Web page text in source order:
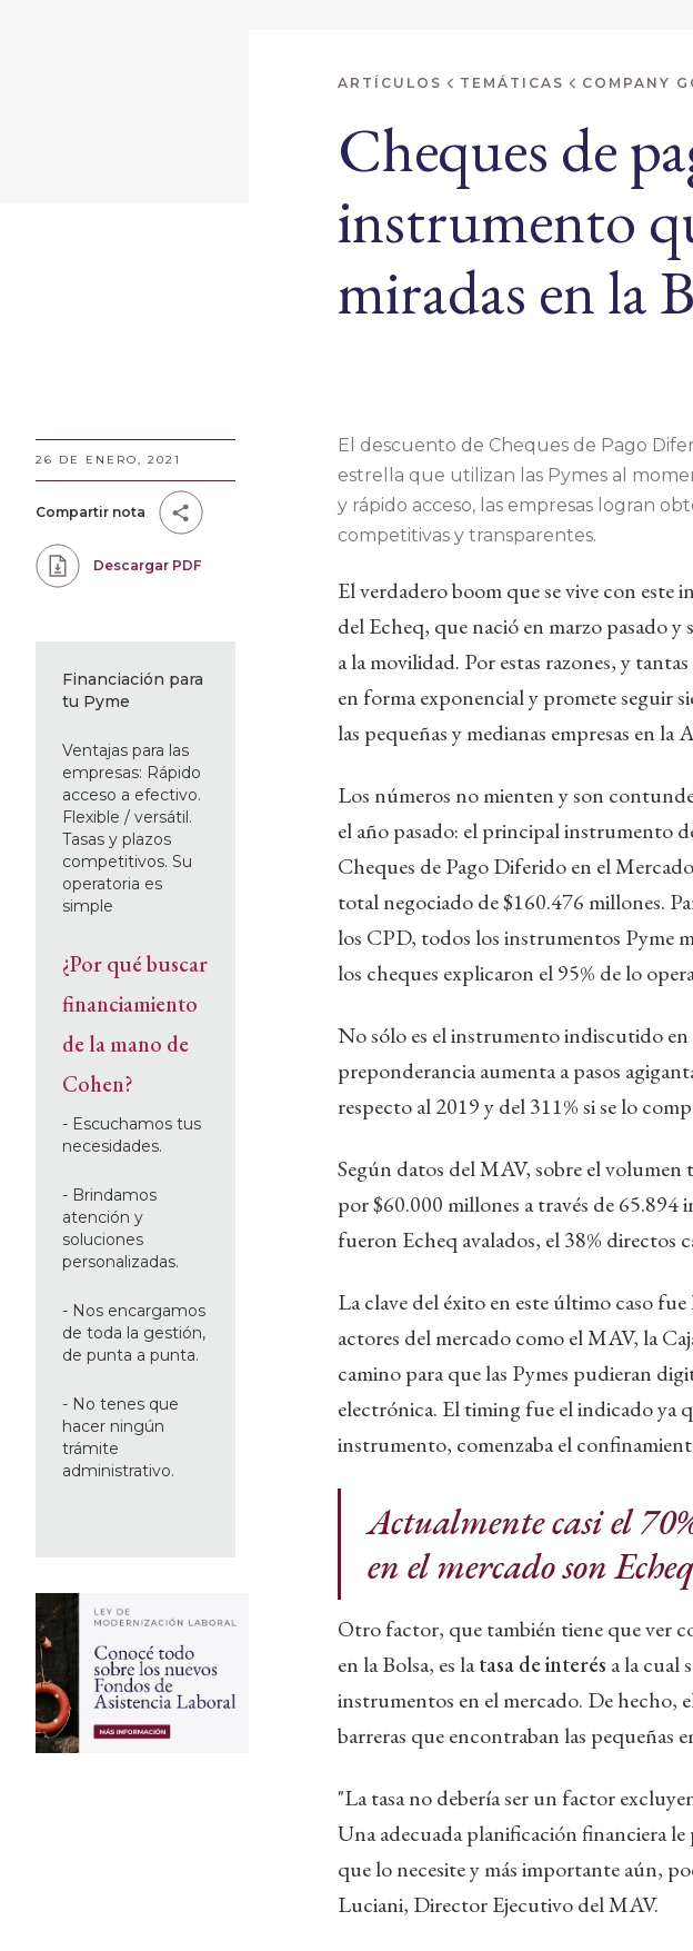
ARTÍCULOS TEMÁTICAS COMPANY
Cheques de
instrumento
miradas en la
26 DE ENERO, 2021
Compartir nota
Descargar PDF
Financiación para
tu Pyme
Ventajas para las
empresas: Rápido
acceso a efectivo.
Flexible / versátil.
Tasas y plazos
competitivos. Su
operatoria es
simple
¿Por qué buscar
financiamiento
de la mano de
Cohen?
- Escuchamos tus
necesidades.
- Brindamos
atención y
soluciones
personalizadas.
- Nos encargamos
de toda la gestión,
de punta a punta.
- No tenes que
hacer ningún
trámite
administrativo.
El descuento de Cheques de Pago
estrella que utilizan las Pymes al
y rápido acceso, las empresas logran
competitivas y transparentes.
El verdadero boom que se vive con
del Echeq, que nació en marzo pasado
a la movilidad. Por estas razones, y
en forma exponencial y promete seguir
las pequeñas y medianas empresas en la
Los números no mienten y son
el año pasado: el principal instrumento
Cheques de Pago Diferido en el
total negociado de $160.476 millones.
los CPD, todos los instrumentos Pyme
los cheques explicaron el 95% de lo
No sólo es el instrumento indiscutido
preponderancia aumenta a pasos
respecto al 2019 y del 311% si se lo
Según datos del MAV, sobre el
por $60.000 millones a través de 65.894
fueron Echeq avalados, el 38% directos
La clave del éxito en este último caso
actores del mercado como el MAV, la
camino para que las Pymes pudieran
electrónica. El timing fue el indicado ya
instrumento, comenzaba el
Actualmente casi el
en el mercado son
Otro factor, que también tiene que ver
en la Bolsa, es latasa de interés a la cual
instrumentos en el mercado. De hecho,
barreras que encontraban las pequeñas
"La tasa no debería ser un factor
Una adecuada planificación financiera
que lo necesite y más importante aún,
Luciani, Director Ejecutivo del MAV.